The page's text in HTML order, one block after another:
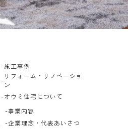
施工事例
リフォーム・リノベーショ
ン
オウミ住宅について
事業内容
企業理念・代表あいさつ